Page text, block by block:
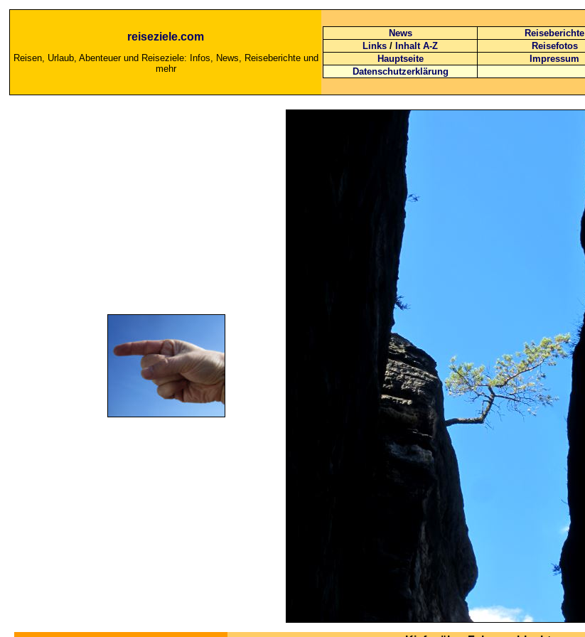
reiseziele.com
Reisen, Urlaub, Abenteuer und Reiseziele: Infos, News, Reiseberichte und
mehr
News
Reiseberichte
Links / Inhalt A-Z
Reisefotos
Hauptseite
Impressum
Datenschutzerklärung